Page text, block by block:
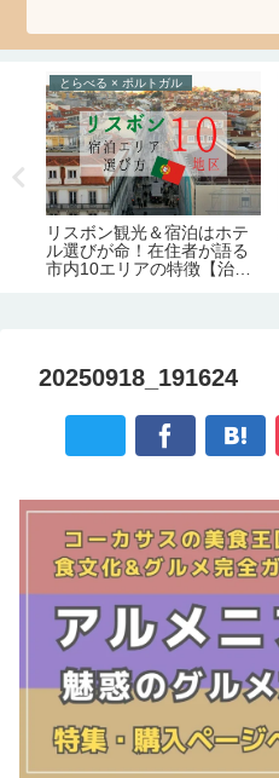
とらべる × ポルトガル
リスボン観光＆宿泊はホテ
ル選びが命！在住者が語る
市内10エリアの特徴【治
20250918_191624